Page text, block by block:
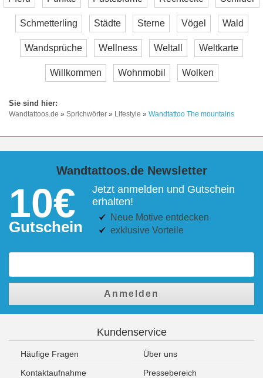
Schmetterling Städte Sterne Vögel Wald
Wandsprüche Wellness Weltall Weltkarte
Willkommen Wohnmobil Wolken
Wandtattoos.de » Sprichwörter » Lifestyle » Wandtattoo The mountains
Wandtattoos.de Newsletter
10€
Gutschein
Jetzt anmelden und Gutschein
erhalten!
Neue Motive entdecken
exklusive Vorteile
Anmelden
Kundenservice
Häufige Fragen
Über uns
Kontaktaufnahme
Pressebereich